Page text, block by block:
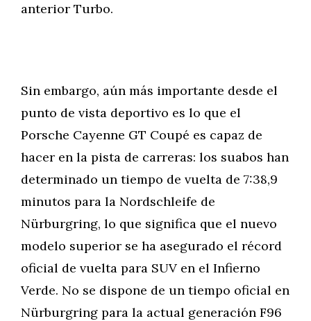
anterior Turbo.
Sin embargo, aún más importante desde el
punto de vista deportivo es lo que el
Porsche Cayenne GT Coupé es capaz de
hacer en la pista de carreras: los suabos han
determinado un tiempo de vuelta de 7:38,9
minutos para la Nordschleife de
Nürburgring, lo que significa que el nuevo
modelo superior se ha asegurado el récord
oficial de vuelta para SUV en el Infierno
Verde. No se dispone de un tiempo oficial en
Nürburgring para la actual generación F96